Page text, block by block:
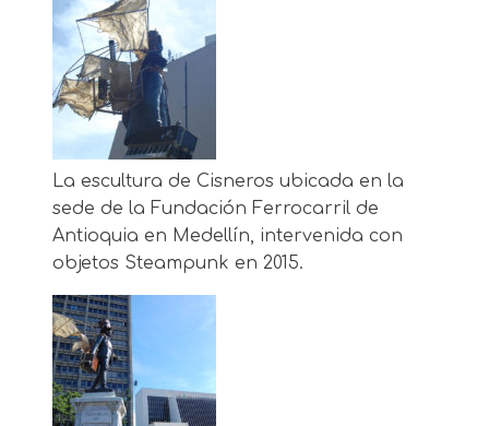
La escultura de Cisneros ubicada en la
sede de la Fundación Ferrocarril de
Antioquia en Medellín, intervenida con
objetos Steampunk en 2015.